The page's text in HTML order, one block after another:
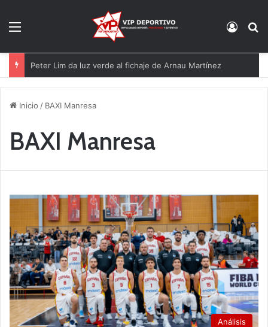
El Eldense mira a las canteras para reforzarse
Inicio / BAXI Manresa
BAXI Manresa
Análisis